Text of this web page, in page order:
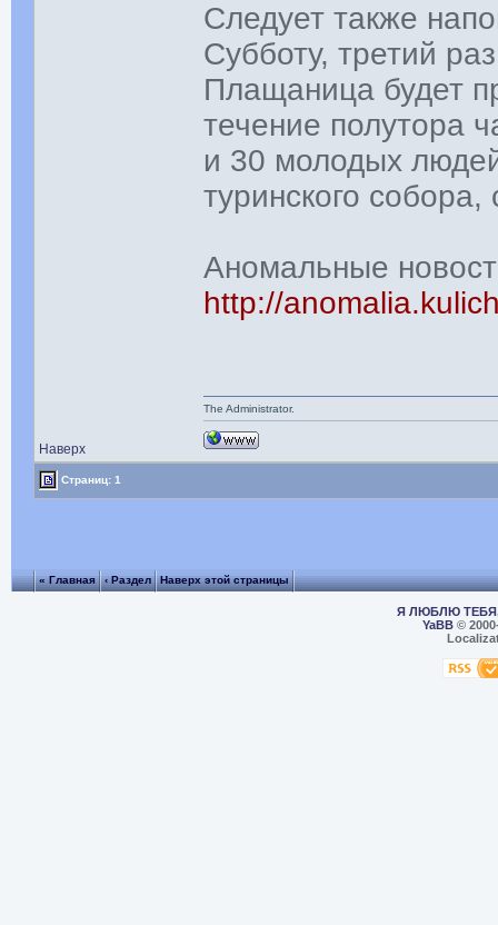
Следует также
Субботу, третий
Плащаница будет
течение полутора
и 30 молодых
туринского
Аномальные
http://
Наверх
The Administrator.
Страниц: 1
« Главная ‹ Раздел Наверх этой страницы
Я ЛЮБЛЮ
YaBB©